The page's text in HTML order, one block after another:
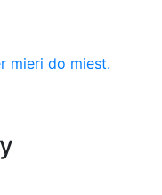
mieri do miest.